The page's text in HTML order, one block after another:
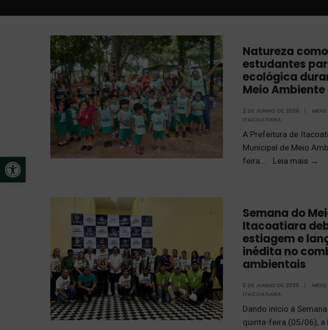
Abrir a barra de ferramentas
Natureza
estudantes
ecológica
Meio
2 DE JUNHO DE 2026 | MEIO
ITACOATIARA
A Prefeitura de
Municipal de Meio
feira... Leia mais →
Semana do
Itacoatiara
estiagem e
inédita no
ambientais
5 DE JUNHO DE 2025 | MEIO
ITACOATIARA
Dando início à
quinta-feira (05/06), a